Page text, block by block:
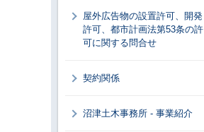
屋外広告物の設置許可、開発
許可、都市計画法第53条の許
可に関する問合せ
契約関係
沼津土木事務所 - 事業紹介